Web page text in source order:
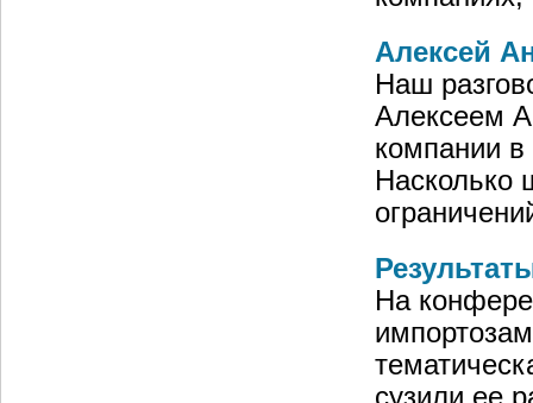
Алексей
Наш
Алексеем
компании
Насколько
На